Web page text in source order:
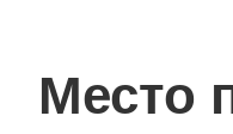
Место